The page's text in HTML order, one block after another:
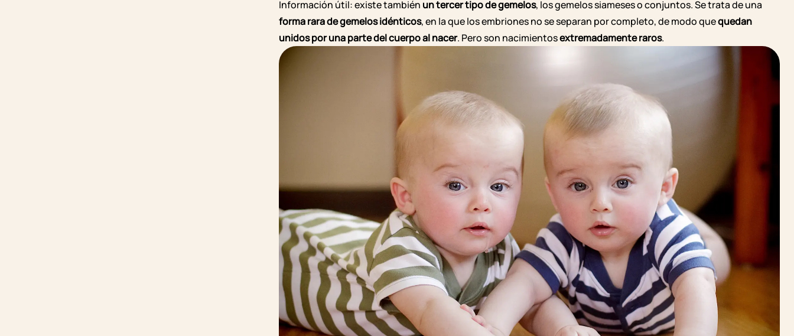
Información útil: existe también un tercer tipo de gemelos, los gemelossiameseso conjuntos. Se trata de una
forma rara de gemelos idénticos, en la que los embriones no se separan por completo, de modo quequedan
unidos por una parte del cuerpo al nacer. Pero son nacimientosextremadamente raros.